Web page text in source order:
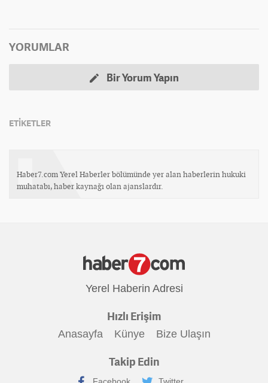
YORUMLAR
Bir Yorum Yapın
ETİKETLER
Haber7.com Yerel Haberler bölümünde yer alan haberlerin hukuki
muhatabı, haber kaynağı olan ajanslardır.
Yerel Haberin Adresi
Hızlı Erişim
Anasayfa Künye Bize Ulaşın
Takip Edin
Facebook Twitter